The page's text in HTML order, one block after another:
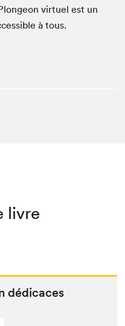
virtuel est un
à tous.
livre
dédicaces